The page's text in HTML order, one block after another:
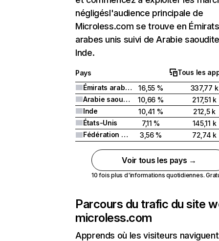
négligésl'audience principale de
Microless.com se trouve en Émirats
arabes unis suivi de Arabie
Inde.
Pays
Tous les
Émirats arabes unis
16,55 %
337,77 k
Arabie saoudite
10,66 %
217,51 k
Inde
10,41 %
212,5 k
États-Unis
7,11 %
145,11 k
Fédération de Russie
3,56 % 72,74 k
Voir tous les pays →
10 fois plus d'informations quotidiennes.
Parcours du trafic du site
microless.com
Apprends où les visiteurs naviguent